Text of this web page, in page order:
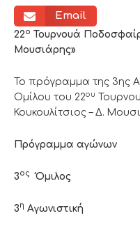
Email
22ο Τουρνουά
Μουσιάρης»
Το πρόγραμμα της 3ης
Ομίλου του 22ου
Κουκουλίτσιος – Δ.
Πρόγραμμα αγώνων
3ος Όμιλος
3η Αγωνιστική